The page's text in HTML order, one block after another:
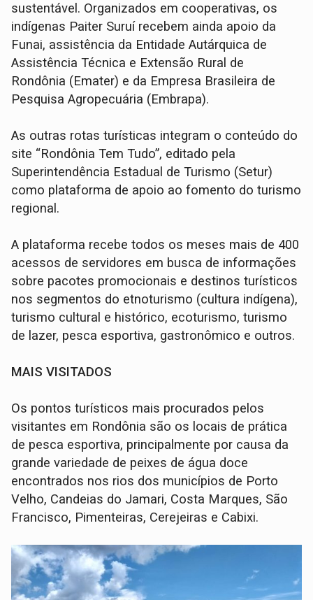
sustentável. Organizados em cooperativas, os
indígenas Paiter Suruí recebem ainda apoio da
Funai, assistência da Entidade Autárquica de
Assistência Técnica e Extensão Rural de
Rondônia (Emater) e da Empresa Brasileira de
Pesquisa Agropecuária (Embrapa).
As outras rotas turísticas integram o conteúdo do
site “Rondônia Tem Tudo”, editado pela
Superintendência Estadual de Turismo (Setur)
como plataforma de apoio ao fomento do turismo
regional.
A plataforma recebe todos os meses mais de 400
acessos de servidores em busca de informações
sobre pacotes promocionais e destinos turísticos
nos segmentos do etnoturismo (cultura indígena),
turismo cultural e histórico, ecoturismo, turismo
de lazer, pesca esportiva, gastronômico e outros.
MAIS VISITADOS
Os pontos turísticos mais procurados pelos
visitantes em Rondônia são os locais de prática
de pesca esportiva, principalmente por causa da
grande variedade de peixes de água doce
encontrados nos rios dos municípios de Porto
Velho, Candeias do Jamari, Costa Marques, São
Francisco, Pimenteiras, Cerejeiras e Cabixi.